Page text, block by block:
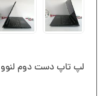
لپ تاپ دست دوم لنوو Lenovo G5080